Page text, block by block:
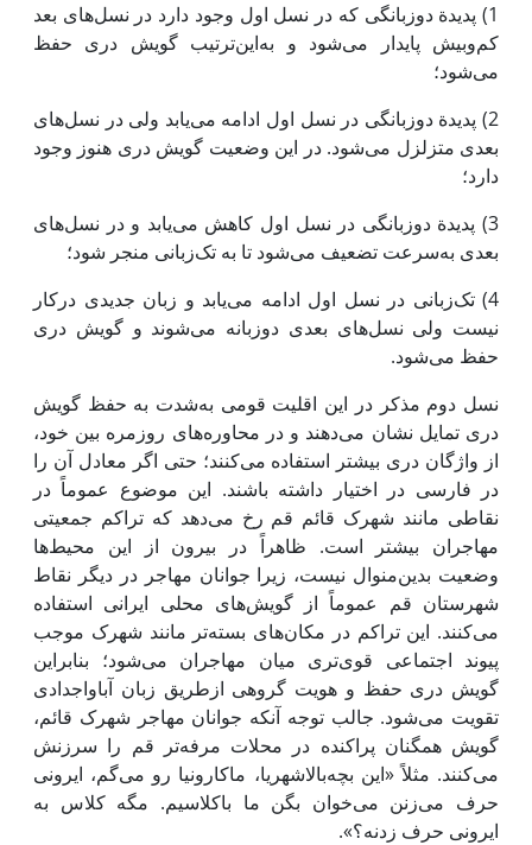
1) پدیدة دوزبانگی که در نسل اول وجود دارد در نسل‌های بعد
کم‌وبیش پایدار می‌شود و به‌این‌ترتیب گویش دری حفظ
می‌شود؛
2) پدیدة دوزبانگی در نسل اول ادامه می‌یابد ولی در نسل‌های
بعدی متزلزل می‌شود. در این وضعیت گویش دری هنوز وجود
دارد؛
3) پدیدة دوزبانگی در نسل اول کاهش می‌یابد و در نسل‌های
بعدی به‌سرعت تضعیف می‌شود تا به تک‌زبانی منجر شود؛
4) تک‌زبانی در نسل اول ادامه می‌یابد و زبان جدیدی درکار
نیست ولی نسل‌های بعدی دوزبانه می‌شوند و گویش دری
حفظ می‌شود.
نسل دوم مذکر در این اقلیت قومی به‌شدت به حفظ گویش
دری تمایل نشان می‌دهند و در محاوره‌های روزمره بین خود،
از واژگان دری بیشتر استفاده می‌کنند؛ حتی اگر معادل آن را
در فارسی در اختیار داشته باشند. این موضوع عموماً در
نقاطی مانند شهرک قائم قم رخ می‌دهد که تراکم جمعیتی
مهاجران بیشتر است. ظاهراً در بیرون از این محیط‌ها
وضعیت بدین‌منوال نیست، زیرا جوانان مهاجر در دیگر نقاط
شهرستان قم عموماً از گویش‌های محلی ایرانی استفاده
می‌کنند. این تراکم در مکان‌های بسته‌تر مانند شهرک موجب
پیوند اجتماعی قوی‌تری میان مهاجران می‌شود؛ بنابراین
گویش دری حفظ و هویت گروهی ازطریق زبان آباواجدادی
تقویت می‌شود. جالب توجه آنکه جوانان مهاجر شهرک قائم،
گویش همگنان پراکنده در محلات مرفه‌تر قم را سرزنش
می‌کنند. مثلاً «این بچه‌بالا‌شهریا، ماکارونیا رو می‌گم، ایرونی
حرف می‌زنن می‌خوان بگن ما باکلاسیم. مگه کلاس به
ایرونی حرف زدنه؟».